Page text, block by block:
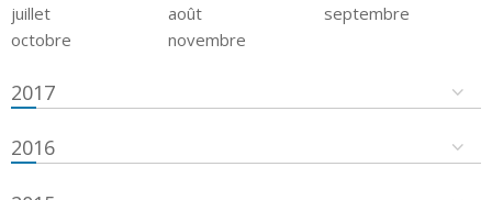
juillet
août
septembre
octobre
novembre
2017
2016